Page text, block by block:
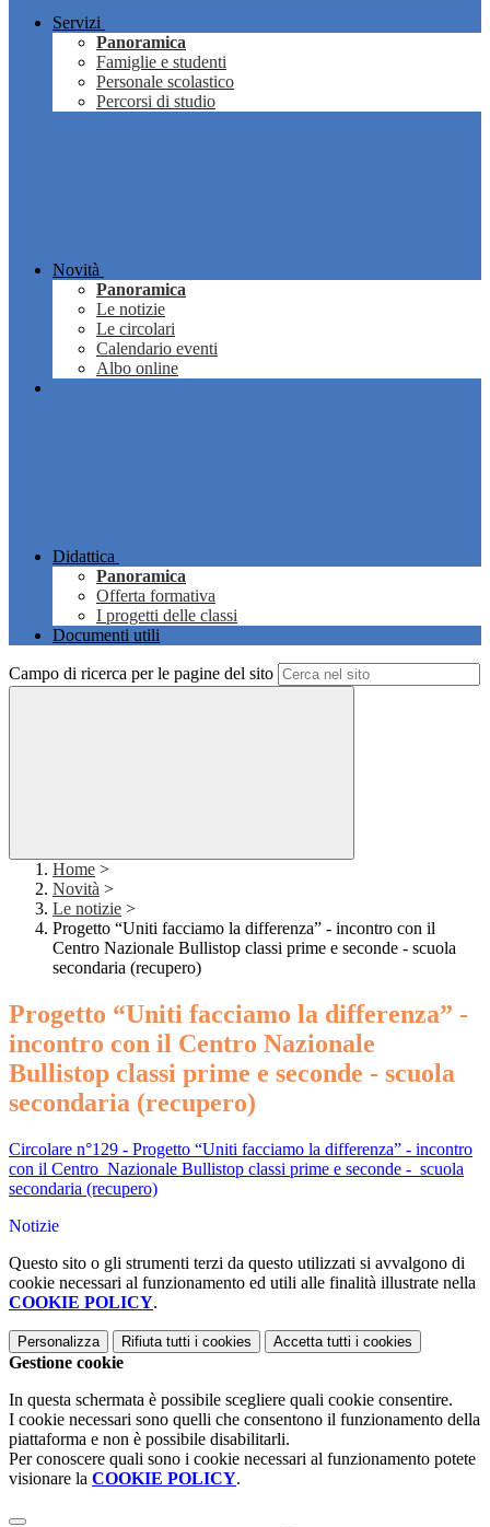
Servizi
Panoramica
Famiglie e studenti
Personale scolastico
Percorsi di studio
Novità
Panoramica
Le notizie
Le circolari
Calendario eventi
Albo online
Didattica
Panoramica
Offerta formativa
I progetti delle classi
Documenti utili
Campo di ricerca per le pagine del sito
Home >
Novità >
Le notizie >
Progetto “Uniti facciamo la differenza” - incontro con il
Centro Nazionale Bullistop classi prime e seconde - scuola
secondaria (recupero)
Progetto “Uniti facciamo la differenza” -
incontro con il Centro Nazionale
Bullistop classi prime e seconde - scuola
secondaria (recupero)
Circolare n°129 - Progetto “Uniti facciamo la differenza” - incontro
con il Centro Nazionale Bullistop classi prime e seconde - scuola
secondaria (recupero)
Notizie
Questo sito o gli strumenti terzi da questo utilizzati si avvalgono di
cookie necessari al funzionamento ed utili alle finalità illustrate nella
COOKIE POLICY.
Personalizza Rifiuta tutti i cookies Accetta tutti i cookies
Gestione cookie
In questa schermata è possibile scegliere quali cookie consentire.
I cookie necessari sono quelli che consentono il funzionamento della
piattaforma e non è possibile disabilitarli.
Per conoscere quali sono i cookie necessari al funzionamento potete
visionare la COOKIE POLICY.